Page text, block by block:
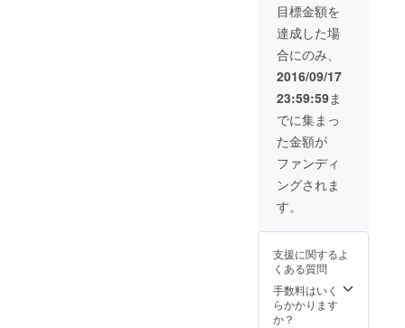
き、 支
援者の
証明と
して、
Funder
カー
（白・
青・ス
ペシャ
ル）、
横浜
版・防
を同封
させて
頂きま
す。 ま
た、防
災トラ
サイト
にて紹
介記事
作成」
======
======
======
======
==== お
返し品
説明 ご
支援頂
いたこ
謝を
制作に
励みま
す。 無
事、制
フィ
シャル
サイト
にお名
前を記
載」
✔「横
浜版・
防災ト
ランプ
10個」
✔「防
災トラ
ショッ
権」
✔「オ
フィ
シャル
目標金額を
達成した場
合にのみ、
2016/09/17
23:59:59ま
でに集まっ
た金額が
ファンディ
ングされま
す。
支援に関するよ
くある質問
手数料はいく
らかかります
か？